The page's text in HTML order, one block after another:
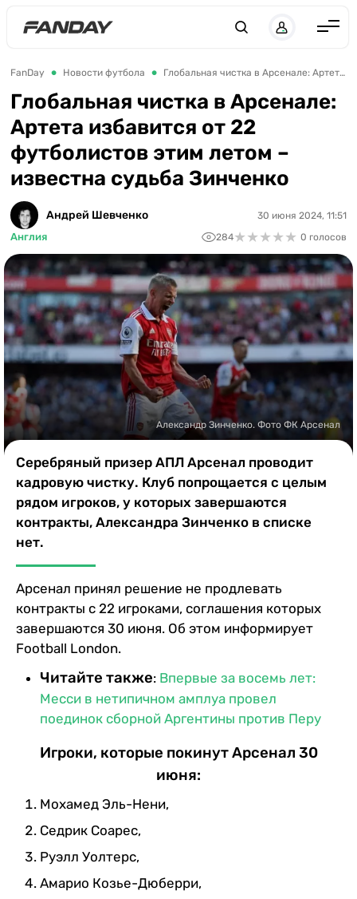
Англия
Испания
Германия
Италия
Франция
Украина
ЛЧ
ЛЕ
ЧЕ-2028
Букмекеры
Казино
FanDay Новости футбола Глобальная чистка в Арсенале: Артета избавится от 22 футболистов этим летом – известна судьба Зинченко
Глобальная чистка в Арсенале:
Артета избавится от 22
футболистов этим летом –
известна судьба Зинченко
Андрей Шевченко
Англия
30 июня 2024, 11:51
284★★★★★
★★★★★ 0 голосов
Александр Зинченко. Фото ФК Арсенал
Серебряный призер АПЛ Арсенал проводит
кадровую чистку. Клуб попрощается с целым
рядом игроков, у которых завершаются
контракты, Александра Зинченко в списке
нет.
Арсенал принял решение не продлевать
контракты с 22 игроками, соглашения которых
завершаются 30 июня. Об этом информирует
Football London.
Читайте также: Впервые за восемь лет:
Месси в нетипичном амплуа провел
поединок сборной Аргентины против Перу
Игроки, которые покинут Арсенал 30
июня:
Мохамед Эль-Нени,
Седрик Соарес,
Руэлл Уолтерс,
Амарио Козье-Дюберри,